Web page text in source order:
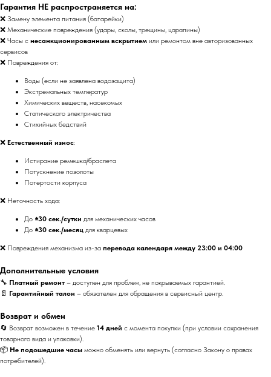
Гарантия НЕ распространяется на:
❌ Замену элемента питания (батарейки)
❌ Механические повреждения (удары, сколы, трещины, царапины)
❌ Часы с несанкционированным вскрытием или ремонтом вне авторизованных
сервисов
❌ Повреждения от:
Воды (если не заявлена водозащита)
Экстремальных температур
Химических веществ, насекомых
Статического электричества
Стихийных бедствий
❌ Естественный износ:
Истирание ремешка/браслета
Потускнение позолоты
Потертости корпуса
❌ Неточность хода:
До ±30 сек./сутки для механических часов
До ±30 сек./месяц для кварцевых
❌ Повреждения механизма из-за перевода календаря между 23:00 и 04:00
Дополнительные условия
🔧 Платный ремонт – доступен для проблем, не покрываемых гарантией.
📄 Гарантийный талон – обязателен для обращения в сервисный центр.
Возврат и обмен
🔄 Возврат возможен в течение 14 дней с момента покупки (при условии сохранения
товарного вида и упаковки).
📦 Не подошедшие часы можно обменять или вернуть (согласно Закону о правах
потребителей).